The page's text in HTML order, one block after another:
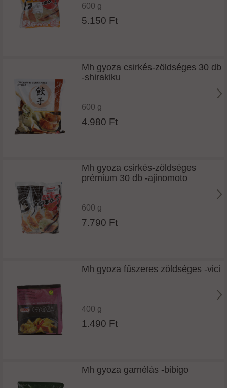
600 g
5.150 Ft
Mh gyoza csirkés-zöldséges 30 db
-shirakiku
600 g
4.980 Ft
Mh gyoza csirkés-zöldséges
prémium 30 db -ajinomoto
600 g
7.790 Ft
Mh gyoza fűszeres zöldséges -vici
400 g
1.490 Ft
Mh gyoza garnélás -bibigo